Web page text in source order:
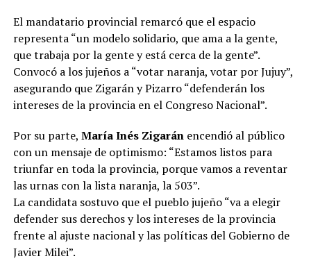
El mandatario provincial remarcó que el espacio
representa “un modelo solidario, que ama a la gente,
que trabaja por la gente y está cerca de la gente”.
Convocó a los jujeños a “votar naranja, votar por Jujuy”,
asegurando que Zigarán y Pizarro “defenderán los
intereses de la provincia en el Congreso Nacional”.
Por su parte, María Inés Zigaránencendió al público
con un mensaje de optimismo: “Estamos listos para
triunfar en toda la provincia, porque vamos a reventar
las urnas con la lista naranja, la 503”.
La candidata sostuvo que el pueblo jujeño “va a elegir
defender sus derechos y los intereses de la provincia
frente al ajuste nacional y las políticas del Gobierno de
Javier Milei”.